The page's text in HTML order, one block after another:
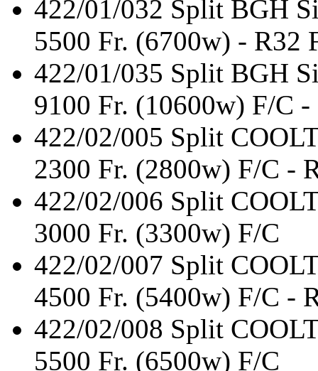
422/01/032 Split BGH
5500 Fr. (6700w) - R32
422/01/035 Split BGH
9100 Fr. (10600w) F/C
422/02/005 Split
2300 Fr. (2800w) F/C -
422/02/006 Split
3000 Fr. (3300w) F/C
422/02/007 Split
4500 Fr. (5400w) F/C -
422/02/008 Split
5500 Fr. (6500w) F/C